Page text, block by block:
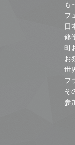
も
フ
日
修
町
お
世
フ
そ
参